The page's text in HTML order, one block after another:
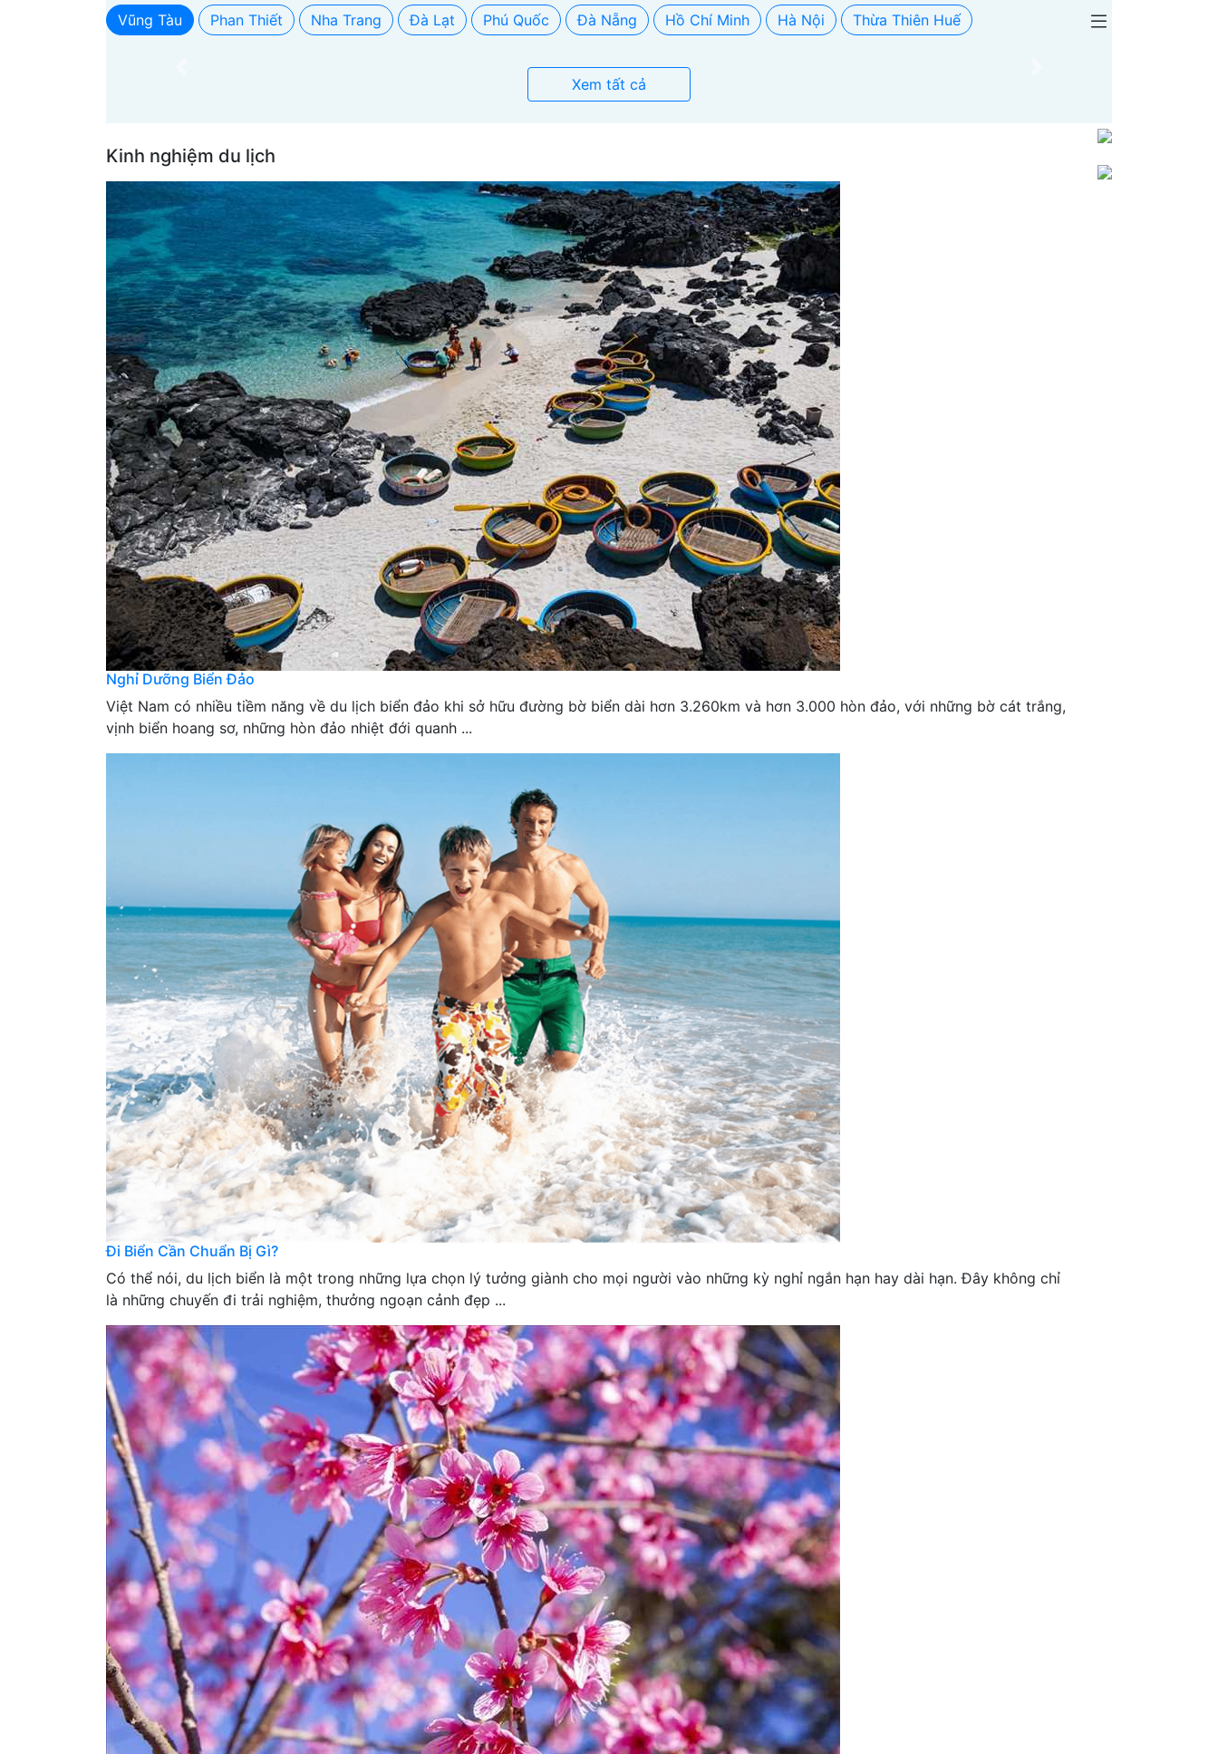
Vũng Tàu Phan Thiết Nha Trang Đà Lạt Phú Quốc Đà Nẵng Hồ Chí Minh Hà Nội Thừa Thiên Huế
Xem tất cả
Kinh nghiệm du lịch
Nghỉ Dưỡng Biển Đảo
Việt Nam có nhiều tiềm năng về du lịch biển đảo khi sở hữu đường bờ biển dài hơn 3.260km và hơn 3.000 hòn đảo, với những bờ cát trắng,
vịnh biển hoang sơ, những hòn đảo nhiệt đới quanh ...
Đi Biển Cần Chuẩn Bị Gì?
Có thể nói, du lịch biển là một trong những lựa chọn lý tưởng giành cho mọi người vào những kỳ nghỉ ngắn hạn hay dài hạn. Đây không chỉ
là những chuyến đi trải nghiệm, thưởng ngoạn cảnh đẹp ...